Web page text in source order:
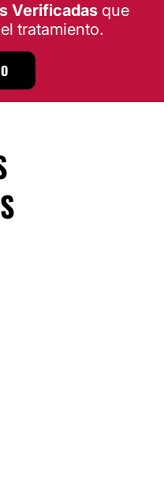
Verificadas que
tratamiento.